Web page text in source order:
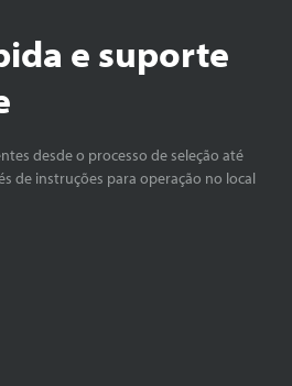
e suporte
desde o processo de seleção até
de instruções para operação no local